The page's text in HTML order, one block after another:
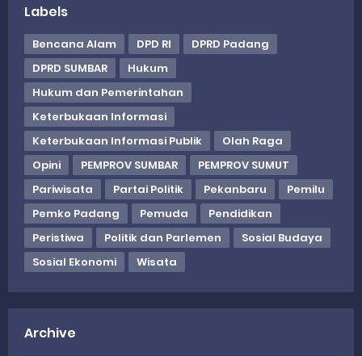
Labels
Bencana Alam DPD RI
DPRD Padang
DPRD SUMBAR
Hukum
Hukum dan Pemerintahan
Keterbukaan Informasi
Keterbukaan Informasi Publik
Olah Raga
Opini
PEMPROV SUMBAR
PEMPROV SUMUT
Pariwisata
Partai Politik Pekanbaru
Pemilu
Pemko Padang
Pemuda
Pendidikan
Peristiwa
Politik dan Parlemen
Sosial Budaya
Sosial Ekonomi
Wisata
Archive